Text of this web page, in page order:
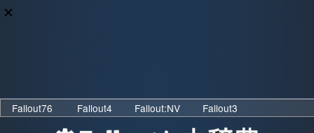
Fallout76 Fallout4 Fallout:NV Fallout3